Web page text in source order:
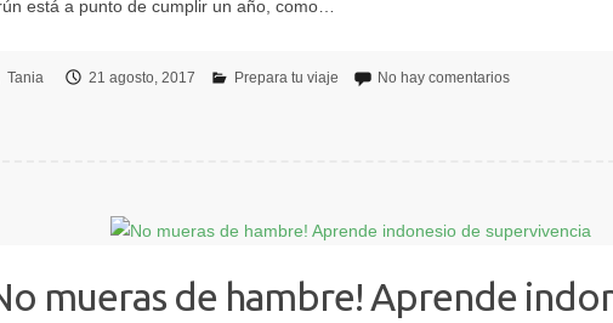
Tania 21 agosto, 2017 Prepara tu viaje No hay comentarios
mueras de hambre! Aprende